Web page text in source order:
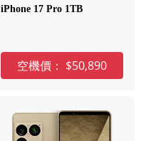
iPhone 17 Pro 1TB
空機價： $50,890